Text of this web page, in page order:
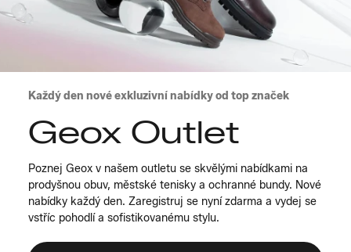
Každý den nové exkluzivní nabídky od top značek
Geox Outlet
Poznej Geox v našem outletu se skvělými nabídkami na
prodyšnou obuv, městské tenisky a ochranné bundy. Nové
nabídky každý den. Zaregistruj se nyní zdarma a vydej se
vstříc pohodlí a sofistikovanému stylu.